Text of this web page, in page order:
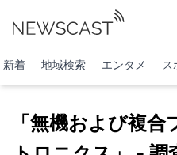
新着 地域検索 エンタメ ス
「無機および複